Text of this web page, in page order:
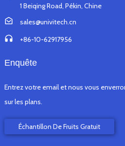
1 Beiqing Road, Pékin, Chine
sales@univitech.cn
+86-10-62917956
Enquête
Entrez votre email et nous vous
sur les plans.
Échantillon De Fruits Gratuit